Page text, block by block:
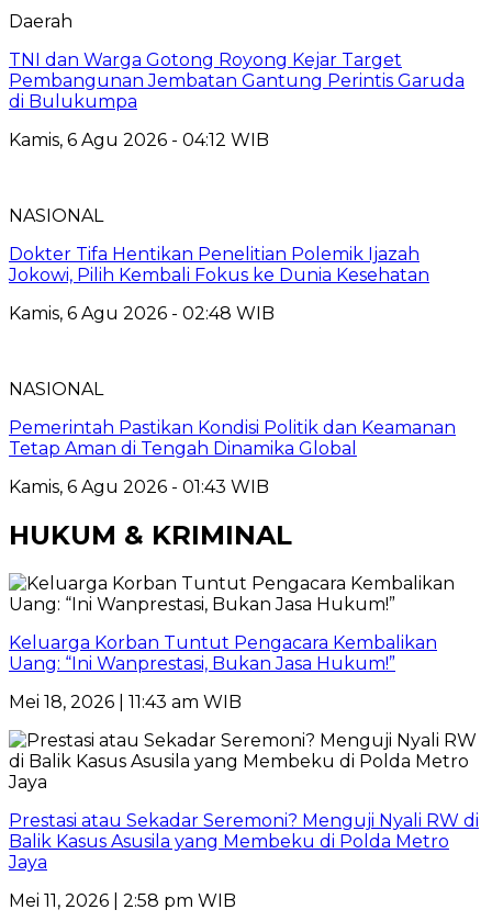
Daerah
TNI dan Warga Gotong Royong Kejar Target
Pembangunan Jembatan Gantung Perintis Garuda
di Bulukumpa
Kamis, 6 Agu 2026 - 04:12 WIB
NASIONAL
Dokter Tifa Hentikan Penelitian Polemik Ijazah
Jokowi, Pilih Kembali Fokus ke Dunia Kesehatan
Kamis, 6 Agu 2026 - 02:48 WIB
NASIONAL
Pemerintah Pastikan Kondisi Politik dan Keamanan
Tetap Aman di Tengah Dinamika Global
Kamis, 6 Agu 2026 - 01:43 WIB
HUKUM & KRIMINAL
Keluarga Korban Tuntut Pengacara Kembalikan
Uang: “Ini Wanprestasi, Bukan Jasa Hukum!”
Mei 18, 2026 | 11:43 am WIB
Prestasi atau Sekadar Seremoni? Menguji Nyali RW di
Balik Kasus Asusila yang Membeku di Polda Metro
Jaya
Mei 11, 2026 | 2:58 pm WIB